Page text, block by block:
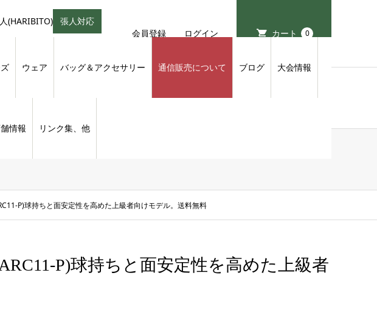
(HARIBITO)
張人対応
会員登録
ログイン カート 0
ウェア バッグ＆アクセサリー 通信販売について ブログ 大会情報
情報 リンク集、他
P)球持ちと面安定性を高めた上級者向けモデル。送料無料
P)球持ちと面安定性を高めた上級者